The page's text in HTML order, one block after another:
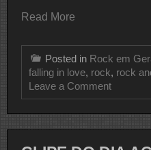
Read More
Posted in Rock em
falling in love, rock, rock
Leave a Commenton
CLIPE